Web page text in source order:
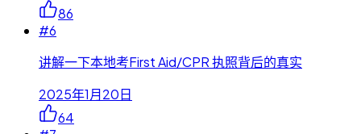
86
#6
讲解一下本地考First Aid/CPR 执照背后的真实
2025年1月20日
64